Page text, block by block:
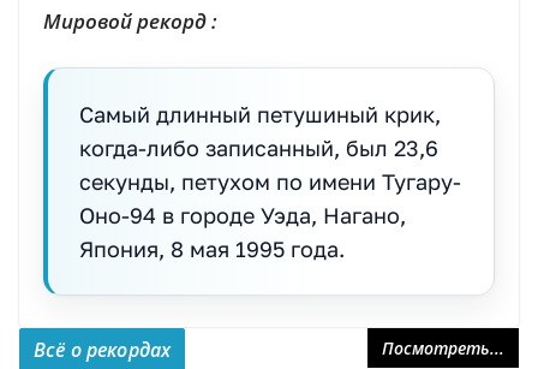
Мировой рекорд :
Самый длинный петушиный крик,
когда-либо записанный, был 23,6
секунды, петухом по имени Тугару-
Оно-94 в городе Уэда, Нагано,
Япония, 8 мая 1995 года.
Всё о рекордах Посмотреть...